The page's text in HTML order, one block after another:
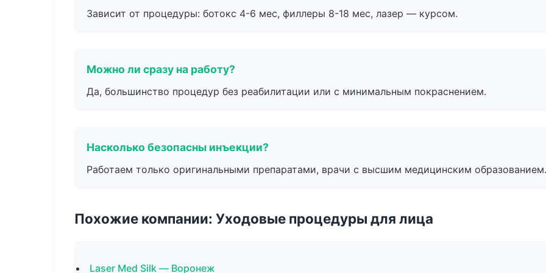
Зависит от процедуры: ботокс 4-6 мес, филлеры 8-18 мес, лазер — курсом.
Можно ли сразу на работу?
Да, большинство процедур без реабилитации или с минимальным покраснением.
Насколько безопасны инъекции?
Работаем только оригинальными препаратами, врачи с высшим медицинским образованием.
Похожие компании: Уходовые процедуры для лица
Laser Med Silk — Воронеж